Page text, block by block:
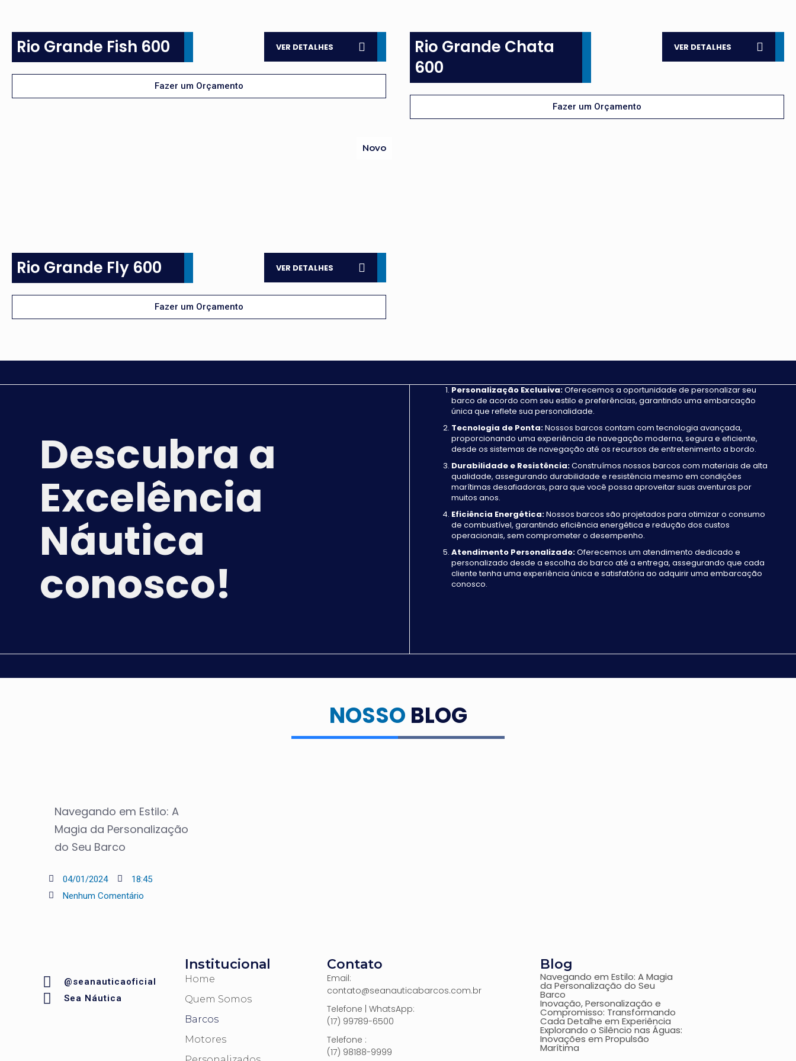
Rio Grande Fish 600 VER DETALHES
Fazer um Orçamento
Rio Grande Chata
600
VER DETALHES
Fazer um Orçamento
Novo
Rio Grande Fly 600 VER DETALHES
Fazer um Orçamento
Descubra a
Excelência
Náutica
conosco!
Personalização Exclusiva:Oferecemos a oportunidade de personalizar seu
barco de acordo com seu estilo e preferências, garantindo uma embarcação
única que reflete sua personalidade.
Tecnologia de Ponta:Nossos barcos contam com tecnologia avançada,
proporcionando uma experiência de navegação moderna, segura e eficiente,
desde os sistemas de navegação até os recursos de entretenimento a bordo.
Durabilidade e Resistência:Construímos nossos barcos com materiais de alta
qualidade, assegurando durabilidade e resistência mesmo em condições
marítimas desafiadoras, para que você possa aproveitar suas aventuras por
muitos anos.
Eficiência Energética:Nossos barcos são projetados para otimizar o consumo
de combustível, garantindo eficiência energética e redução dos custos
operacionais, sem comprometer o desempenho.
Atendimento Personalizado:Oferecemos um atendimento dedicado e
personalizado desde a escolha do barco até a entrega, assegurando que cada
cliente tenha uma experiência única e satisfatória ao adquirir uma embarcação
conosco.
NOSSO BLOG
Navegando em Estilo: A
Magia da Personalização
do Seu Barco
04/01/2024
18:45
Nenhum Comentário
@seanauticaoficial
Sea Náutica
Institucional
Home
Quem Somos
Barcos
Motores
Contato
Email:
contato@seanauticabarcos.com.br
Telefone | WhatsApp:
(17) 99789-6500
Telefone :
(17) 98188-9999
Blog
Navegando em Estilo: A Magia
da Personalização do Seu
Barco
Inovação, Personalização e
Compromisso: Transformando
Cada Detalhe em Experiência
Explorando o Silêncio nas Águas:
Inovações em Propulsão
Marítima